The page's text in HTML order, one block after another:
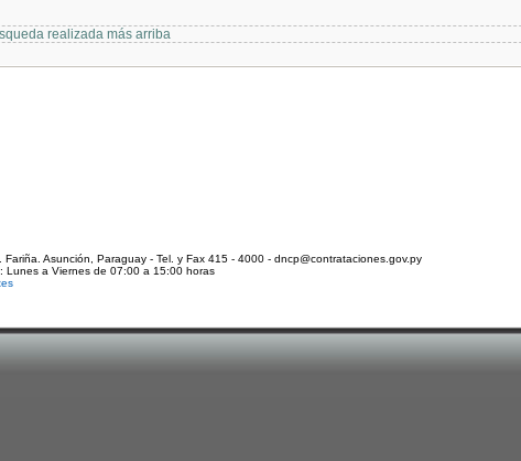
realizada más arriba
Fariña. Asunción, Paraguay - Tel. y Fax 415 - 4000 - dncp@contrataciones.gov.py
Lunes a Viernes de 07:00 a 15:00 horas